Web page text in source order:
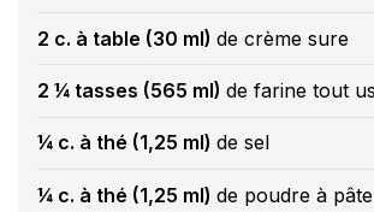
2 c. à table (30 ml) de crème sure
2 ¼ tasses (565 ml) de farine tout
¼ c. à thé (1,25 ml) de sel
¼ c. à thé (1,25 ml) de poudre à pâte